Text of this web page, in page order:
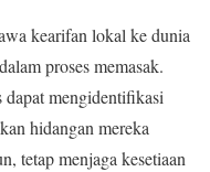
kearifan lokal ke dunia
proses memasak.
dapat mengidentifikasi
hidangan mereka
tetap menjaga kesetiaan